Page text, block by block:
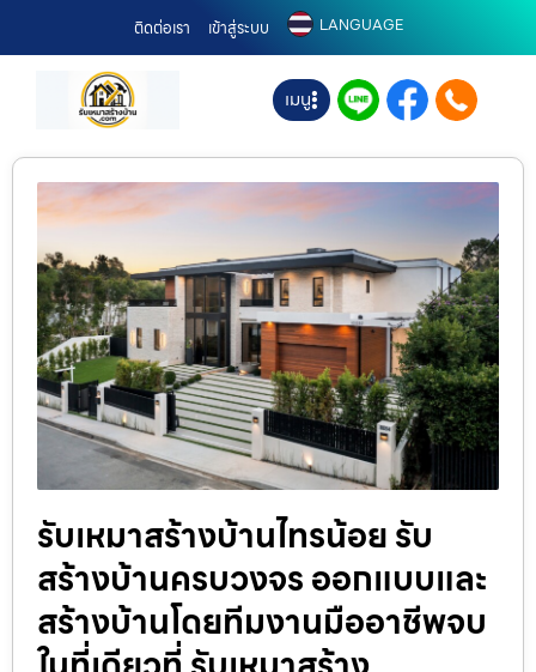
ติดต่อเรา เข้าสู่ระบบ LANGUAGE
เมนู
รับเหมาสร้างบ้านไทรน้อย รับ
สร้างบ้านครบวงจร ออกแบบและ
สร้างบ้านโดยทีมงานมืออาชีพจบ